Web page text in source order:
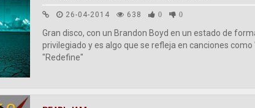
26-04-2014 638 0 0
Gran disco, con un Brandon Boyd en un estado de
privilegiado y es algo que se refleja en canciones como
"Redefine"